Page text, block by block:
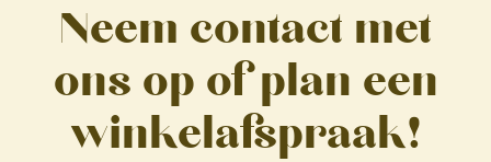
Neem contact met
ons op of plan een
winkelafspraak!